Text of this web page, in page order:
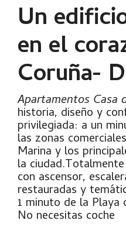
Un
en el
Coruña-
Apartamentos Casa
historia, diseño y
privilegiada: a un
las zonas
Marina y los
la
con ascensor,
restauradas y
1 minuto de la
No necesitas coche